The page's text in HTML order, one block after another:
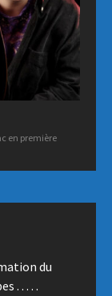
en première
du
. . . . .